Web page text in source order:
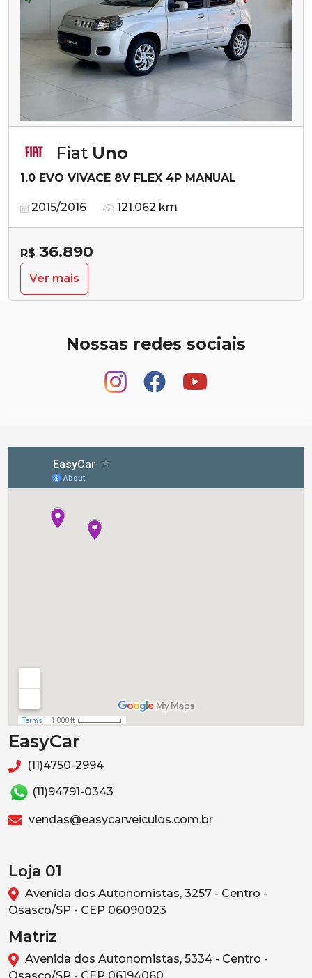
Fiat Uno
1.0 EVO VIVACE 8V FLEX 4P MANUAL
2015/2016 121.062 km
R$ 36.890
Ver mais
Nossas redes sociais
EasyCar
(11)4750-2994
(11)94791-0343
vendas@easycarveiculos.com.br
Loja 01
Avenida dos Autonomistas, 3257 - Centro -
Osasco/SP - CEP 06090023
Matriz
Avenida dos Autonomistas, 5334 - Centro -